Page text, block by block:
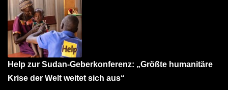
Help zur Sudan-Geberkonferenz: „Größte humanitäre
Krise der Welt weitet sich aus“